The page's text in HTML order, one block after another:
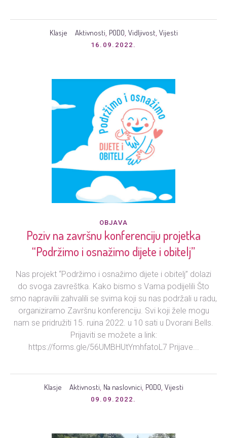
Klasje Aktivnosti, PODO, Vidljivost, Vijesti
16.09.2022.
OBJAVA
Poziv na završnu konferenciju projetka
“Podržimo i osnažimo dijete i obitelj”
Nas projekt “Podržimo i osnažimo dijete i obitelj” dolazi
do svoga zavreštka. Kako bismo s Vama podijelili Što
smo napravilii zahvalili se svima koji su nas podržali u radu,
organiziramo Završnu konferenciju. Svi koji žele mogu
nam se pridružiti 15. ruina 2022. u 10 sati u Dvorani Bells.
Prijaviti se možete a link:
https://forms.gle/56UMBHUtYmhfatoL7 Prijave...
Klasje Aktivnosti, Na naslovnici, PODO, Vijesti
09.09.2022.